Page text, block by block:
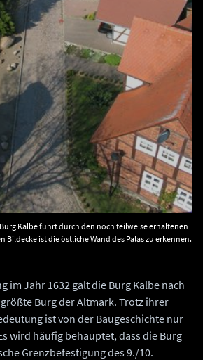
Kalbe führt durch den noch teilweise erhaltenen
Bildecke ist die östliche Wand des Palas zu erkennen.
im Jahr 1632 galt die Burg Kalbe nach
Burg der Altmark. Trotz ihrer
ist von der Baugeschichte nur
wird häufig behauptet, dass die Burg
Grenzbefestigung des 9./10.